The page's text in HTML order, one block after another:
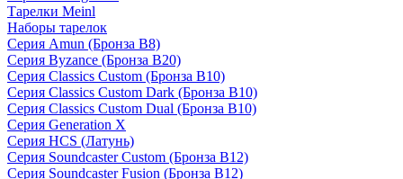
Тарелки Meinl
Наборы тарелок
Серия Amun (Бронза B8)
Серия Byzance (Бронза B20)
Серия Classics Custom (Бронза B10)
Серия Classics Custom Dark (Бронза B10)
Серия Classics Custom Dual (Бронза B10)
Серия Generation X
Серия HCS (Латунь)
Серия Soundcaster Custom (Бронза B12)
Серия Soundcaster Fusion (Бронза B12)